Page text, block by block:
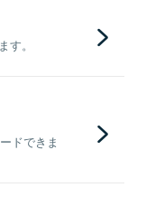
。
ドできま